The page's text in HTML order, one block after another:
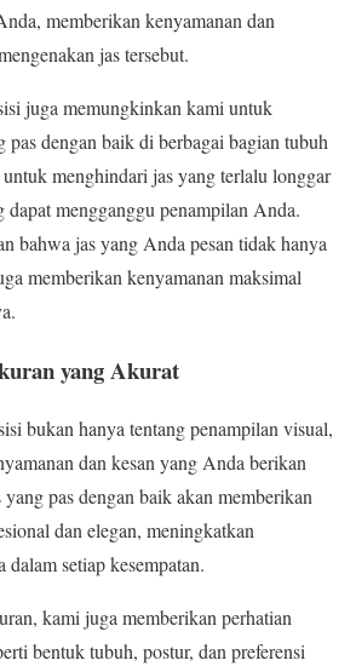
memberikan kenyamanan dan
jas tersebut.
juga memungkinkan kami untuk
pas dengan baik di berbagai bagian tubuh
menghindari jas yang terlalu longgar
dapat mengganggu penampilan Anda.
bahwa jas yang Anda pesan tidak hanya
memberikan kenyamanan maksimal
yang Akurat
bukan hanya tentang penampilan visual,
dan kesan yang Anda berikan
pas dengan baik akan memberikan
dan elegan, meningkatkan
setiap kesempatan.
kami juga memberikan perhatian
bentuk tubuh, postur, dan preferensi